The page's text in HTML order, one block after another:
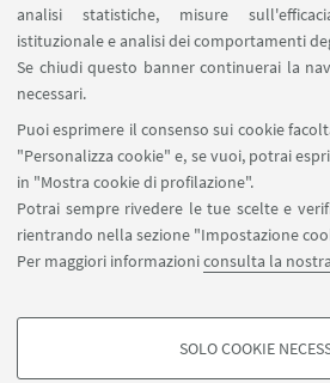
analisi statistiche, misure
istituzionale e analisi dei comportamenti
Se chiudi questo banner continuerai la
necessari.
Puoi esprimere il consenso sui cookie
"Personalizza cookie" e, se vuoi, potrai
in "Mostra cookie di profilazione".
Potrai sempre rivedere le tue scelte e
rientrando nella sezione "Impostazione
Per maggiori informazioniconsulta la
COOKIE DI PROFILAZIONE -
SOLO COOKIE
SEGUI IL
SEGUI UNIBO
APP: